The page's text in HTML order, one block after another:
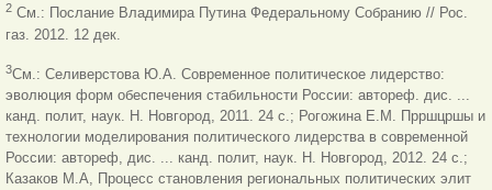
2 См.: Послание Владимира Путина Федеральному Собранию // Рос.
газ. 2012. 12 дек.
3См.: Селиверстова Ю.А. Современное политическое лидерство:
эволюция форм обеспечения стабильности России: автореф. дис. ...
канд. полит, наук. Н. Новгород, 2011. 24 с.; Рогожина Е.М. Прршцршы и
технологии моделирования политического лидерства в современной
России: автореф, дис. ... канд. полит, наук. Н. Новгород, 2012. 24 с.;
Казаков М.А, Процесс становления региональных политических элит